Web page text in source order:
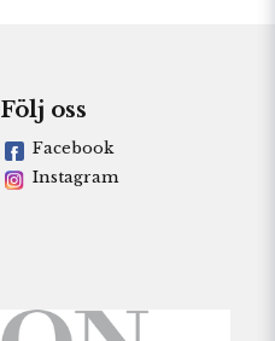
Följ oss
Facebook
Instagram